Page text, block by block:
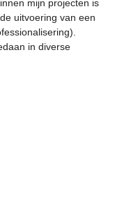
mijn projecten is
uitvoering van een
in diverse